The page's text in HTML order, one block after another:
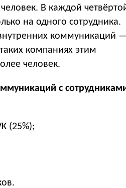
В каждой
на одного сотрудника.
коммуникаций
компаниях этим
человек.
с
(25%);